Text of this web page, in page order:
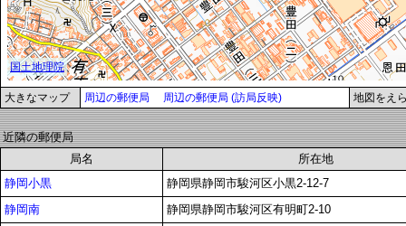
大きなマップ 周辺の郵便局 周辺の郵便局 (訪局反映) 地図をえ
近隣の郵便局
局名
所在地
静岡小黒
静岡県静岡市駿河区小黒2-12-7
静岡南
静岡県静岡市駿河区有明町2-10